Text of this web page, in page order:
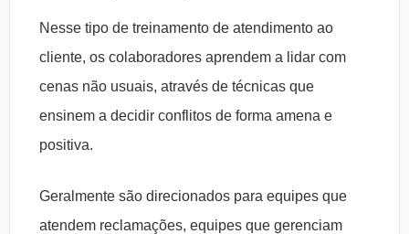
Nesse tipo de treinamento de atendimento ao
cliente, os colaboradores aprendem a lidar com
cenas não usuais, através de técnicas que
ensinem a decidir conflitos de forma amena e
positiva.
Geralmente são direcionados para equipes que
atendem reclamações, equipes que gerenciam